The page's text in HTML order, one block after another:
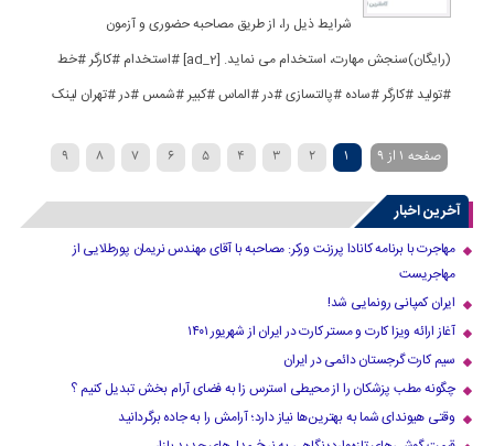
شرایط ذیل را، از طریق مصاحبه حضوری و آزمون
(رایگان)سنجش مهارت، استخدام می نماید. [ad_2] #استخدام #کارگر #خط
#تولید #کارگر #ساده #پالتسازی #در #الماس #کبیر #شمس #در #تهران لینک
صفحه 1 از 9 1
2
3
4
5
6
7
8
9
›
آخرین اخبار
مهاجرت با برنامه کانادا پرزنت ورکر: مصاحبه با آقای مهندس نریمان پورطلایی از
مهاجریست
ایران کمپانی رونمایی شد!
آغاز ارائه ویزا کارت و مستر کارت در ایران از شهریور ۱۴۰۱
سیم کارت گرجستان دائمی در ایران
چگونه مطب پزشکان را از محیطی استرس زا به فضای آرام بخش تبدیل کنیم ؟
وقتی هیوندای شما به بهترین‌ها نیاز دارد؛ آرامش را به جاده برگردانید